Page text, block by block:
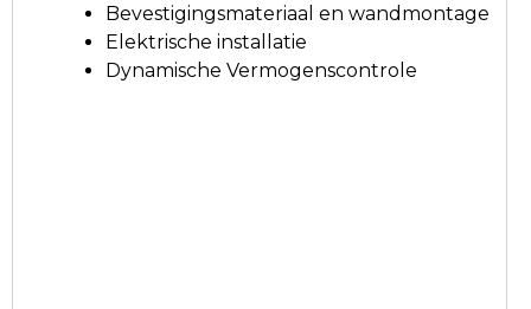
Bevestigingsmateriaal en wandmontage
Elektrische installatie
Dynamische Vermogenscontrole